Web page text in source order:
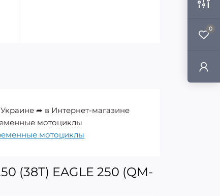
0
➦ в Интернет-магазине
мотоциклы
мотоциклы
(38Т) EAGLE 250 (QM-